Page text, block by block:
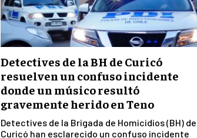
Detectives de la BH de Curicó
resuelven un confuso incidente
donde un músico resultó
gravemente herido en Teno
Detectives de la Brigada de Homicidios (BH) de
Curicó han esclarecido un confuso incidente